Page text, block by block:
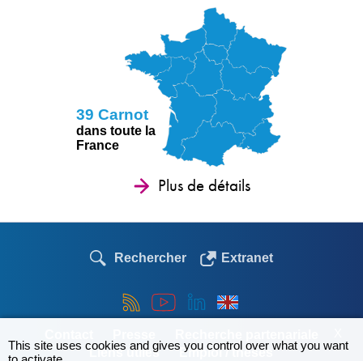
39 Carnot
dans toute la
France
Plus de détails
Rechercher Extranet
Liens utiles
Emploi / thèses
This site uses cookies and gives you control over what you want